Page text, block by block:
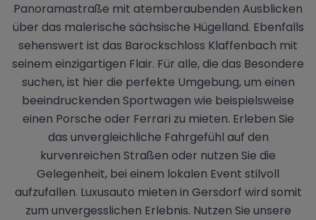
Panoramastraße mit atemberaubenden Ausblicken
über das malerische sächsische Hügelland. Ebenfalls
sehenswert ist das Barockschloss Klaffenbach mit
seinem einzigartigen Flair. Für alle, die das Besondere
suchen, ist hier die perfekte Umgebung, um einen
beeindruckenden Sportwagen wie beispielsweise
einen Porsche oder Ferrari zu mieten. Erleben Sie
das unvergleichliche Fahrgefühl auf den
kurvenreichen Straßen oder nutzen Sie die
Gelegenheit, bei einem lokalen Event stilvoll
aufzufallen. Luxusauto mieten in Gersdorf wird somit
zum unvergesslichen Erlebnis. Nutzen Sie unsere